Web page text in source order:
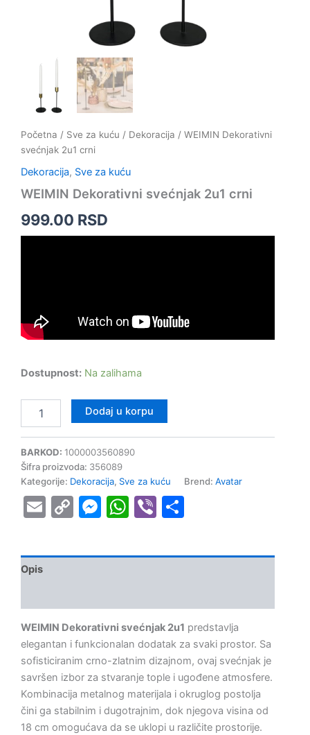
Početna / Sve za kuću / Dekoracija / WEIMIN Dekorativni
svećnjak 2u1 crni
Dekoracija, Sve za kuću
WEIMIN Dekorativni svećnjak 2u1 crni
999.00 RSD
Dostupnost: Na zalihama
Dodaj u korpu
BARKOD: 1000003560890
Šifra proizvoda: 356089
Kategorije: Dekoracija, Sve za kuću Brend: Avatar
EmailCopyMessenger
WhatsApp
Viber
Opis
WEIMIN Dekorativni svećnjak 2u1 predstavlja
elegantan i funkcionalan dodatak za svaki prostor. Sa
sofisticiranim crno-zlatnim dizajnom, ovaj svećnjak je
savršen izbor za stvaranje tople i ugođene atmosfere.
Kombinacija metalnog materijala i okruglog postolja
čini ga stabilnim i dugotrajnim, dok njegova visina od
18 cm omogućava da se uklopi u različite prostorije.